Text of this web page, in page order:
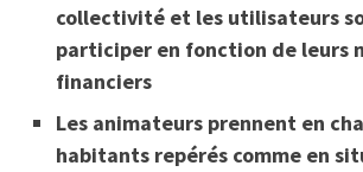
collectivité et les utilisateurs
participer en fonction de leurs
financiers
Les animateurs prennent en
habitants repérés comme en